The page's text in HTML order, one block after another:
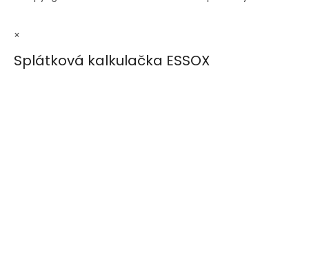
×
Splátková kalkulačka ESSOX